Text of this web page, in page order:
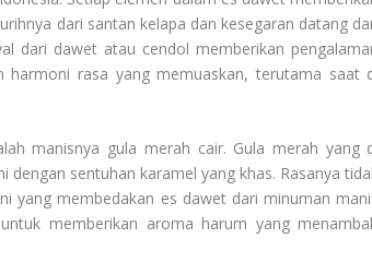
dari santan kelapa dan kesegaran datang
dari dawet atau cendol memberikan
harmoni rasa yang memuaskan, terutama saat
manisnya gula merah cair. Gula merah yang
sentuhan karamel yang khas. Rasanya
yang membedakan es dawet dari minuman
memberikan aroma harum yang